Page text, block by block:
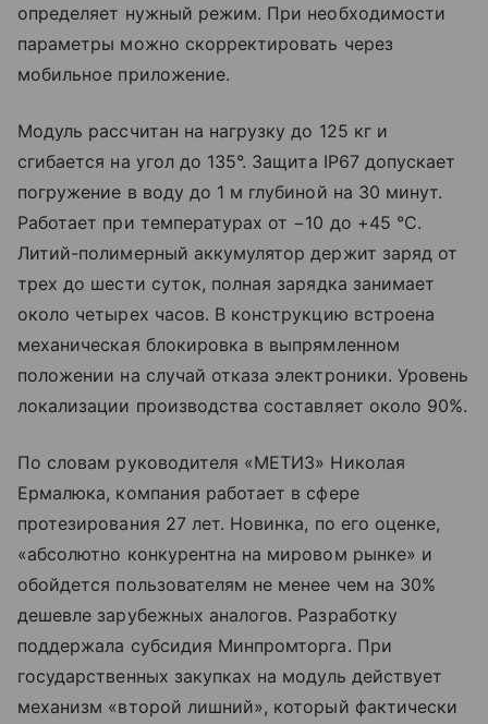
определяет нужный режим. При необходимости
параметры можно скорректировать через
мобильное приложение.
Модуль рассчитан на нагрузку до 125 кг и
сгибается на угол до 135°. Защита IP67 допускает
погружение в воду до 1 м глубиной на 30 минут.
Работает при температурах от −10 до +45 °C.
Литий-полимерный аккумулятор держит заряд от
трех до шести суток, полная зарядка занимает
около четырех часов. В конструкцию встроена
механическая блокировка в выпрямленном
положении на случай отказа электроники. Уровень
локализации производства составляет около 90%.
По словам руководителя «МЕТИЗ» Николая
Ермалюка, компания работает в сфере
протезирования 27 лет. Новинка, по его оценке,
«абсолютно конкурентна на мировом рынке» и
обойдется пользователям не менее чем на 30%
дешевле зарубежных аналогов. Разработку
поддержала субсидия Минпромторга. При
государственных закупках на модуль действует
механизм «второй лишний», который фактически